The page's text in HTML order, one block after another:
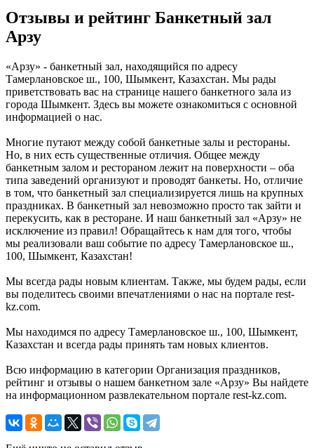
Отзывы и рейтинг Банкетный зал
Арзу
«Арзу» - банкетный зал, находящийся по адресу
Тамерлановское ш., 100, Шымкент, Казахстан. Мы рады
приветствовать вас на странице нашего банкетного зала из
города Шымкент. Здесь вы можете ознакомиться с основной
информацией о нас.
Многие путают между собой банкетные залы и рестораны.
Но, в них есть существенные отличия. Общее между
банкетным залом и рестораном лежит на поверхности – оба
типа заведений организуют и проводят банкеты. Но, отличие
в том, что банкетный зал специализируется лишь на крупных
праздниках. В банкетный зал невозможно просто так зайти и
перекусить, как в ресторане. И наш банкетный зал «Арзу» не
исключение из правил! Обращайтесь к нам для того, чтобы
мы реализовали ваш событие по адресу Тамерлановское ш.,
100, Шымкент, Казахстан!
Мы всегда рады новым клиентам. Также, мы будем рады, если
вы поделитесь своими впечатлениями о нас на портале rest-
kz.com.
Мы находимся по адресу Тамерлановское ш., 100, Шымкент,
Казахстан и всегда рады принять там новых клиентов.
Всю информацию в категории Организация праздников,
рейтинг и отзывы о нашем банкетном зале «Арзу» Вы найдете
на информационном развлекательном портале rest-kz.com.